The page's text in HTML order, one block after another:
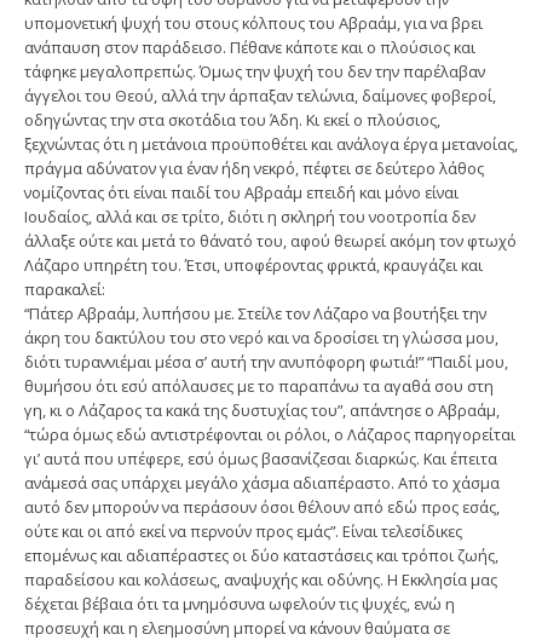
υπομονετική ψυχή του στους κόλπους του Αβραάμ, για να βρει
ανάπαυση στον παράδεισο. Πέθανε κάποτε και ο πλούσιος και
τάφηκε μεγαλοπρεπώς. Όμως την ψυχή του δεν την παρέλαβαν
άγγελοι του Θεού, αλλά την άρπαξαν τελώνια, δαίμονες φοβεροί,
οδηγώντας την στα σκοτάδια του Άδη. Κι εκεί ο πλούσιος,
ξεχνώντας ότι η μετάνοια προϋποθέτει και ανάλογα έργα μετανοίας,
πράγμα αδύνατον για έναν ήδη νεκρό, πέφτει σε δεύτερο λάθος
νομίζοντας ότι είναι παιδί του Αβραάμ επειδή και μόνο είναι
Ιουδαίος, αλλά και σε τρίτο, διότι η σκληρή του νοοτροπία δεν
άλλαξε ούτε και μετά το θάνατό του, αφού θεωρεί ακόμη τον φτωχό
Λάζαρο υπηρέτη του. Έτσι, υποφέροντας φρικτά, κραυγάζει και
παρακαλεί:
“Πάτερ Αβραάμ, λυπήσου με. Στείλε τον Λάζαρο να βουτήξει την
άκρη του δακτύλου του στο νερό και να δροσίσει τη γλώσσα μου,
διότι τυραννιέμαι μέσα σ’ αυτή την ανυπόφορη φωτιά!” “Παιδί μου,
θυμήσου ότι εσύ απόλαυσες με το παραπάνω τα αγαθά σου στη
γη, κι ο Λάζαρος τα κακά της δυστυχίας του”, απάντησε ο Αβραάμ,
“τώρα όμως εδώ αντιστρέφονται οι ρόλοι, ο Λάζαρος παρηγορείται
γι’ αυτά που υπέφερε, εσύ όμως βασανίζεσαι διαρκώς. Και έπειτα
ανάμεσά σας υπάρχει μεγάλο χάσμα αδιαπέραστο. Από το χάσμα
αυτό δεν μπορούν να περάσουν όσοι θέλουν από εδώ προς εσάς,
ούτε και οι από εκεί να περνούν προς εμάς”. Είναι τελεσίδικες
επομένως και αδιαπέραστες οι δύο καταστάσεις και τρόποι ζωής,
παραδείσου και κολάσεως, αναψυχής και οδύνης. Η Εκκλησία μας
δέχεται βέβαια ότι τα μνημόσυνα ωφελούν τις ψυχές, ενώ η
προσευχή και η ελεημοσύνη μπορεί να κάνουν θαύματα σε